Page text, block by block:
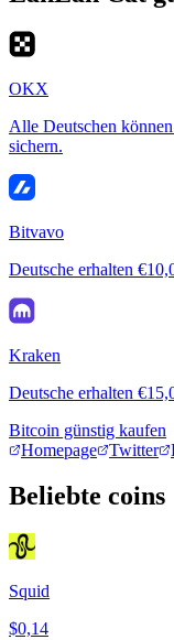
OKX
Alle Deutschen
sichern.
Bitvavo
Deutsche erhalten
Kraken
Deutsche erhalten
Bitcoin günstig kaufen
Homepage
Twitter
Beliebte coins
Squid
$0,14